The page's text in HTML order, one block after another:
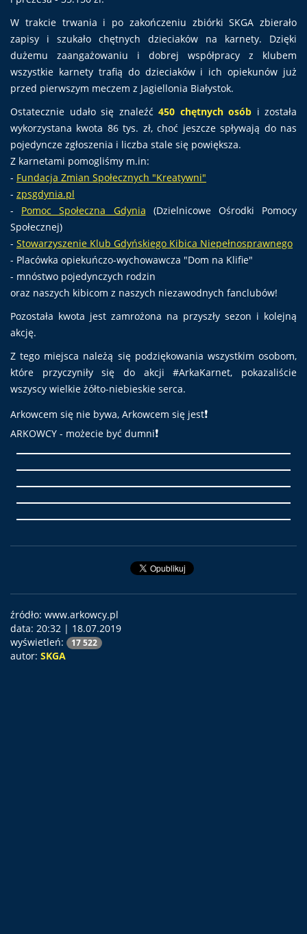
W trakcie trwania i po zakończeniu zbiórki SKGA zbierało
zapisy i szukało chętnych dzieciaków na karnety. Dzięki
dużemu zaangażowaniu i dobrej współpracy z klubem
wszystkie karnety trafią do dzieciaków i ich opiekunów już
przed pierwszym meczem z Jagiellonia Białystok.
Ostatecznie udało się znaleźć 450 chętnych osób i została
wykorzystana kwota 86 tys. zł, choć jeszcze spływają do nas
pojedyncze zgłoszenia i liczba stale się powiększa.
Z karnetami pomogliśmy m.in:
- Fundacja Zmian Społecznych "Kreatywni"
- zpsgdynia.pl
- Pomoc Społeczna Gdynia (Dzielnicowe Ośrodki Pomocy
Społecznej)
- Stowarzyszenie Klub Gdyńskiego Kibica Niepełnosprawnego
- Placówka opiekuńczo-wychowawcza "Dom na Klifie"
- mnóstwo pojedynczych rodzin
oraz naszych kibicom z naszych niezawodnych fanclubów!
Pozostała kwota jest zamrożona na przyszły sezon i kolejną
akcję.
Z tego miejsca należą się podziękowania wszystkim osobom,
które przyczyniły się do akcji #ArkaKarnet, pokazaliście
wszyscy wielkie żółto-niebieskie serca.
Arkowcem się nie bywa, Arkowcem się jest❗️
ARKOWCY - możecie być dumni❗️
źródło: www.arkowcy.pl
data: 20:32 | 18.07.2019
wyświetleń:
17 522
autor: SKGA